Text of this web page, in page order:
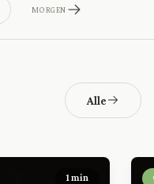
MORGEN
Alle
1 min